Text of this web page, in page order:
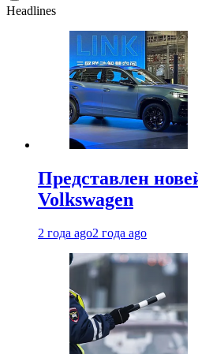
Headlines
Представлен
Volkswagen
2 года ago2 года ago